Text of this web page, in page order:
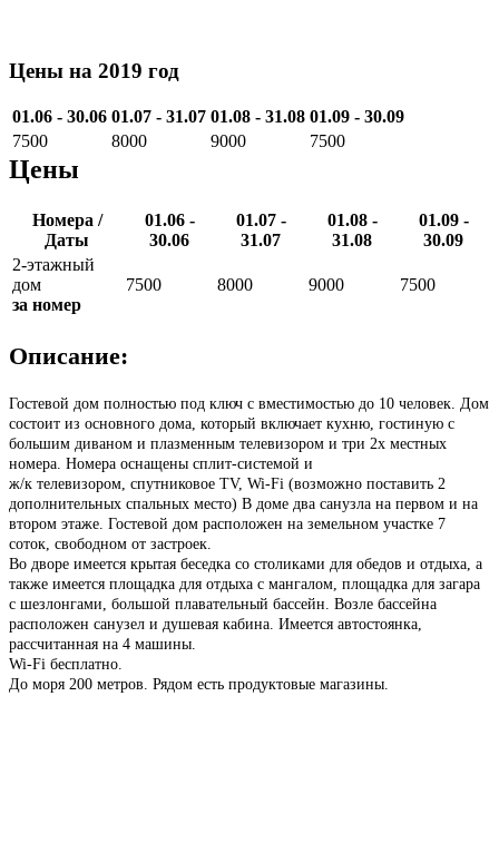
Цены на 2019 год
01.06 - 30.06 01.07 - 31.07 01.08 - 31.08 01.09 - 30.09
7500
8000 9000 7500
Цены
Номера /
Даты
01.06 -
30.06
01.07 -
31.07
01.08 -
31.08
01.09 -
30.09
2-этажный
дом
за номер
7500 8000 9000 7500
Описание:
Гостевой дом полностью под ключ с вместимостью до 10 человек. Дом
состоит из основного дома, который включает кухню, гостиную с
большим диваном и плазменным телевизором и три 2х местных
номера. Номера оснащены сплит-системой и
ж/к телевизором, спутниковое TV, Wi-Fi (возможно поставить 2
дополнительных спальных место) В доме два санузла на первом и на
втором этаже. Гостевой дом расположен на земельном участке 7
соток, свободном от застроек.
Во дворе имеется крытая беседка со столиками для обедов и отдыха, а
также имеется площадка для отдыха с мангалом, площадка для загара
с шезлонгами, большой плавательный бассейн. Возле бассейна
расположен санузел и душевая кабина. Имеется автостоянка,
рассчитанная на 4 машины.
Wi-Fi бесплатно.
До моря 200 метров. Рядом есть продуктовые магазины.